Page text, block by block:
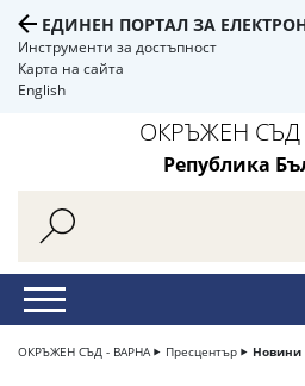
ЕДИНЕН ПОРТАЛ ЗА
Инструменти за достъпност
Карта на сайта
English
ОКРЪЖЕН СЪД
Република
ОКРЪЖЕН СЪД - ВАРНА Пресцентър Новини